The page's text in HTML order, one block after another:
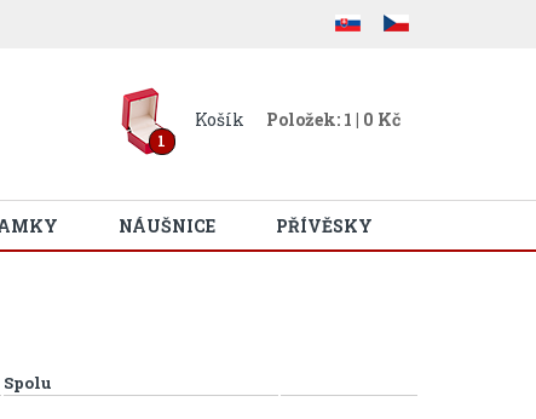
1
Košík Položek: 1 | 0 Kč
NÁUŠNICE PŘÍVĚSKY
Spolu